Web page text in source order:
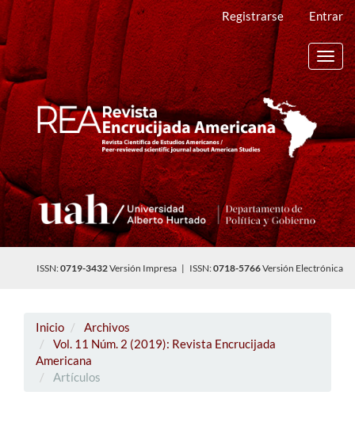
Navegación
principal
Contenido
principal
Barra
lateral
Registrarse Entrar
ISSN:0719-3432Versión Impresa | ISSN:0718-5766Versión Electrónica
Inicio
Archivos
Vol. 11 Núm. 2 (2019): Revista Encrucijada
Americana
Artículos